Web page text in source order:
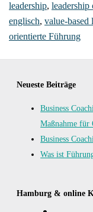
leadership, leadership
englisch, value-based
orientierte Führung
Neueste Beiträge
Business
Maßnahme für
Business
Was ist
Hamburg & online